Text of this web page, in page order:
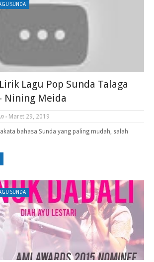
SUNDA
Lagu Pop Sunda Talaga
Nining Meida
- Maret 29, 2019
bahasa Sunda yang paling mudah, salah
SUNDA